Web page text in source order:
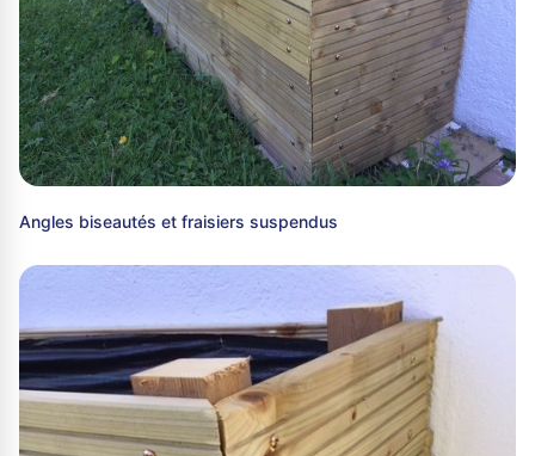
Angles biseautés et fraisiers suspendus